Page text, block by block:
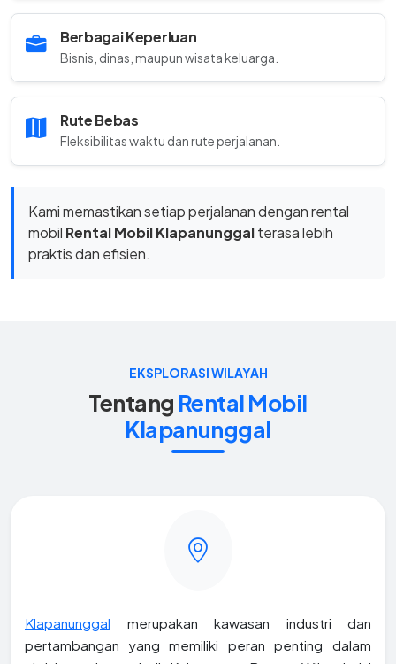
Berbagai Keperluan
Bisnis, dinas, maupun wisata keluarga.
Rute Bebas
Fleksibilitas waktu dan rute perjalanan.
Kami memastikan setiap perjalanan dengan rental
mobil Rental Mobil Klapanunggalterasa lebih
praktis dan efisien.
EKSPLORASI WILAYAH
Tentang Rental Mobil
Klapanunggal
Klapanunggal merupakan kawasan industri dan
pertambangan yang memiliki peran penting dalam